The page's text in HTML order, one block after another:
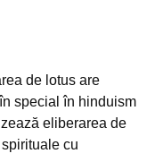
de lotus are
special în hinduism
eliberarea de
cu